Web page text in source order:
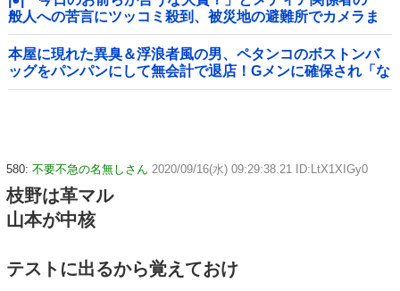
般人への苦言にツッコミ殺到、被災地の避難所でカメラま
わすのは……
本屋に現れた異臭＆浮浪者風の男、ペタンコのボストンバ
ッグをパンパンにして無会計で退店！Gメンに確保され「な
んで？」と本気で困惑ｗｗｗ
580: 不要不急の名無しさん 2020/09/16(水) 09:29:38.21 ID:LtX1XIGy0
枝野は革マル
山本が中核
テストに出るから覚えておけ